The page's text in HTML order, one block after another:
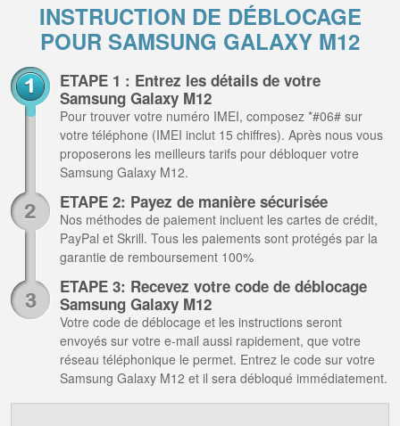
INSTRUCTION DE DÉBLOCAGE
POUR SAMSUNG GALAXY M12
ETAPE 1 : Entrez les détails de votre
Samsung Galaxy M12
Pour trouver votre numéro IMEI, composez *#06# sur
votre téléphone (IMEI inclut 15 chiffres). Après nous vous
proposerons les meilleurs tarifs pour débloquer votre
Samsung Galaxy M12.
ETAPE 2: Payez de manière sécurisée
Nos méthodes de paiement incluent les cartes de crédit,
PayPal et Skrill. Tous les paiements sont protégés par la
garantie de remboursement 100%
ETAPE 3: Recevez votre code de déblocage
Samsung Galaxy M12
Votre code de déblocage et les instructions seront
envoyés sur votre e-mail aussi rapidement, que votre
réseau téléphonique le permet. Entrez le code sur votre
Samsung Galaxy M12 et il sera débloqué immédiatement.